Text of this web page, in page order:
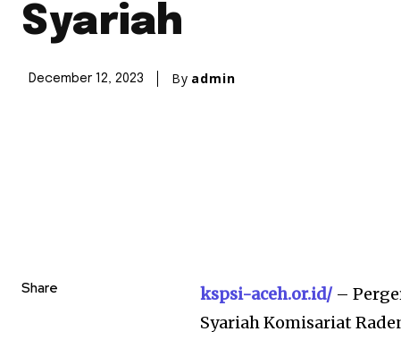
Syariah
December 12, 2023 By admin
Share kspsi-aceh.or.id/–
Syariah Komisariat